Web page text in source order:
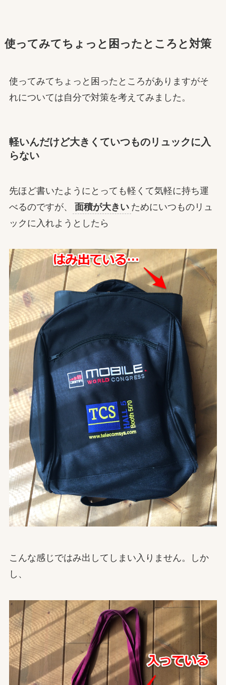
使ってみてちょっと困ったところと対策
使ってみてちょっと困ったところがありますがそ
れについては自分で対策を考えてみました。
軽いんだけど大きくていつものリュックに入
らない
先ほど書いたようにとっても軽くて気軽に持ち運
べるのですが、
面積が大きい ためにいつものリュ
ックに入れようとしたら
こんな感じではみ出してしまい入りません。しか
し、